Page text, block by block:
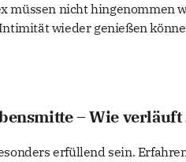
müssen nicht hingenommen
wieder genießen
– Wie
erfüllend sein.